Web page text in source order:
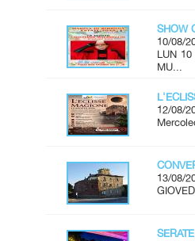
SHOW
10/08/
LUN 10
MU...
12/08/
13/08/